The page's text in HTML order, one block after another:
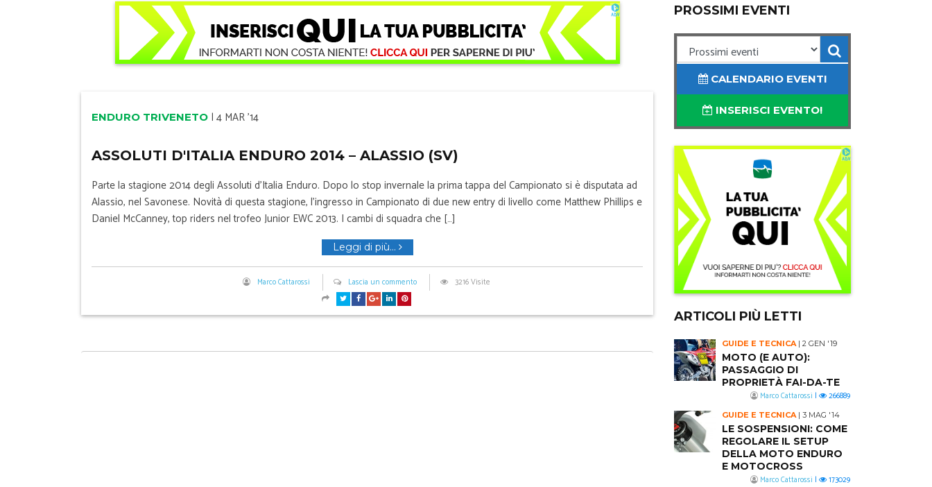
ENDURO TRIVENETO | 4 MAR '14
ASSOLUTI D'ITALIA ENDURO 2014 – ALASSIO (SV)
Parte la stagione 2014 degli Assoluti d’Italia Enduro. Dopo lo stop invernale la prima tappa del Campionato si è disputata ad
Alassio, nel Savonese. Novità di questa stagione, l’ingresso in Campionato di due new entry di livello come Matthew Phillips e
Daniel McCanney, top riders nel trofeo Junior EWC 2013. I cambi di squadra che […]
Leggi di più...
Marco Cattarossi Lascia un commento 3216 Visite
PROSSIMI EVENTI
CALENDARIO EVENTI
INSERISCI EVENTO!
ARTICOLI PIÙ LETTI
GUIDE E TECNICA | 2 GEN '19
MOTO (E AUTO):
PASSAGGIO DI
PROPRIETÀ FAI-DA-TE
Marco Cattarossi | 266889
GUIDE E TECNICA | 3 MAG '14
LE SOSPENSIONI: COME
REGOLARE IL SETUP
DELLA MOTO ENDURO
E MOTOCROSS
Marco Cattarossi | 173029